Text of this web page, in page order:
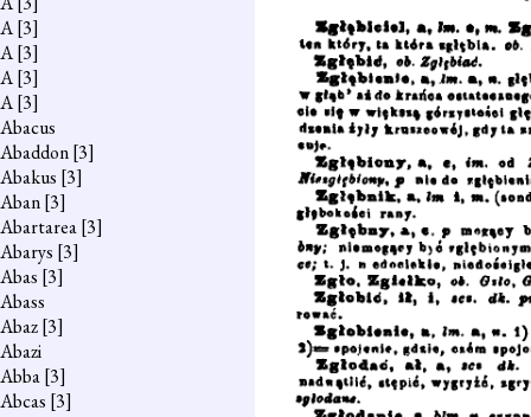
A[3]
A[3]
A[3]
A[3]
Abacus
Abaddon[3]
Abakus [3]
Aban[3]
Abartarea[3]
Abarys [3]
Abas [3]
Abass
Abaz[3]
Abazi
Abba[3]
Abcas [3]